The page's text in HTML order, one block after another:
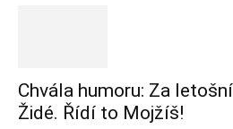
Chvála humoru: Za
Židé. Řídí to Mojžíš!